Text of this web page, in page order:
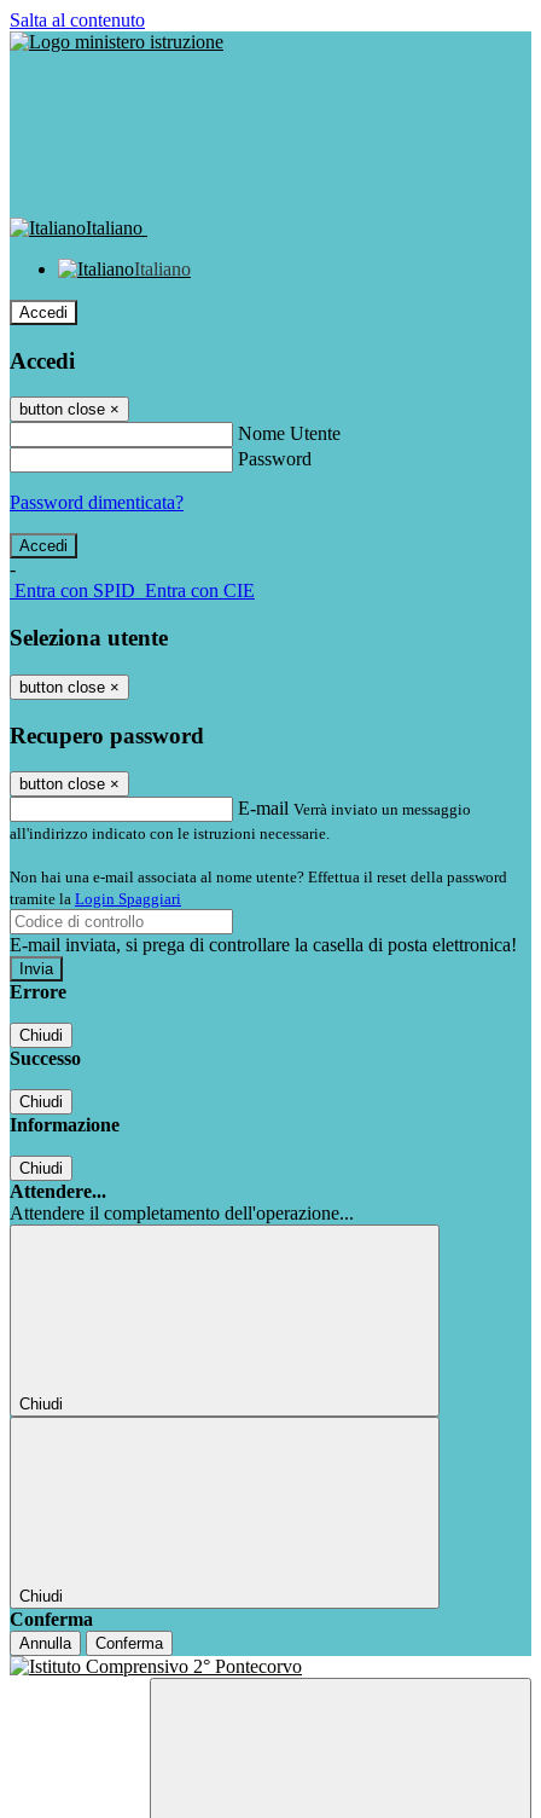
Salta al contenuto
Italiano
Italiano
Accedi
Accedi
button close ×
Nome Utente
Password
Password dimenticata?
-
Entra con SPID Entra con CIE
Seleziona utente
button close ×
Recupero password
button close ×
E-mail Verrà inviato un messaggio
all'indirizzo indicato con le istruzioni necessarie.
Non hai una e-mail associata al nome utente? Effettua il reset della password
tramite la Login Spaggiari
E-mail inviata, si prega di controllare la casella di posta elettronica!
Errore
Chiudi
Successo
Chiudi
Informazione
Chiudi
Attendere...
Attendere il completamento dell'operazione...
Chiudi
Chiudi
Conferma
Annulla Conferma